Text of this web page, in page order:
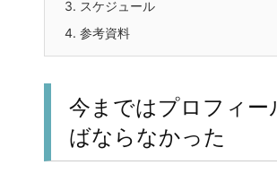
3. スケジュール
4. 参考資料
今まではプロフィー
ばならなかった